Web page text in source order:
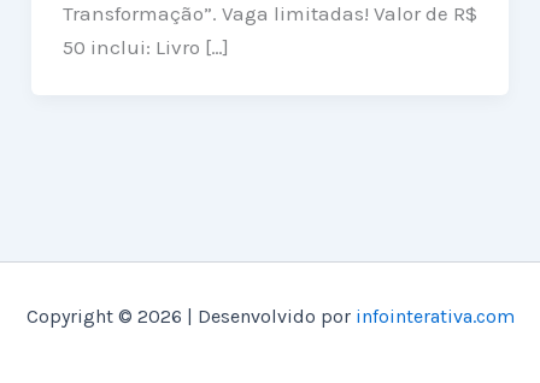
Transformação”. Vaga limitadas! Valor de R$
50 inclui: Livro […]
Copyright © 2026 | Desenvolvido por infointerativa.com